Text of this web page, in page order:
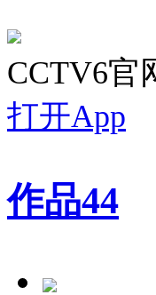
CCTV6官
打开App
作品44